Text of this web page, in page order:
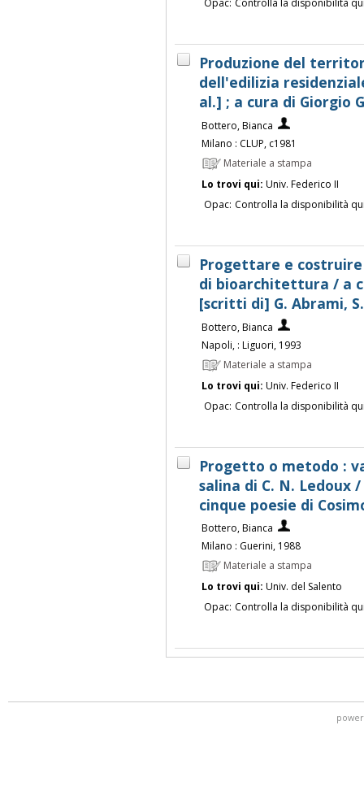
Opac: Controlla la disponibilità
Produzione del
dell'edilizia
al.] ; a cura di Giorgio
Bottero, Bianca
Milano : CLUP, c1981
Materiale a stampa
Lo trovi qui: Univ. Federico II
Opac: Controlla la disponibilità
Progettare e
di bioarchitettura / a
[scritti di] G. Abrami,
Bottero, Bianca
Napoli, : Liguori, 1993
Materiale a stampa
Lo trovi qui: Univ. Federico II
Opac: Controlla la disponibilità
Progetto o metodo :
salina di C. N. Ledoux
cinque poesie di
Bottero, Bianca
Milano : Guerini, 1988
Materiale a stampa
Lo trovi qui: Univ. del Salento
Opac: Controlla la disponibilità